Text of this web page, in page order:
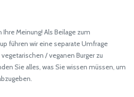
Meinung! Als Beilage zum
führen wir eine separate Umfrage
/ veganen Burger zu
Sie alles, was Sie wissen müssen, um